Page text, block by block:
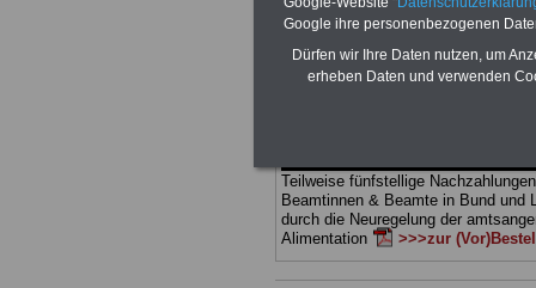
Ländern. Alle drei Ratgeber sind
Sachverhalte verständlich (auch für
terinnen und Mitarbeiter des
Teilweise fünfstellige
Beamtinnen & Beamte in Bund und
durch die Neuregelung der
Alimentation
>>>zur
Google ihre personenbezogenen
Dürfen wir Ihre Daten nutzen, um
erheben Daten und verwenden